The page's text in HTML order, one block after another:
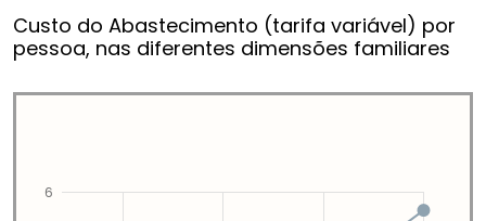
Custo do Abastecimento (tarifa variável) por
pessoa, nas diferentes dimensões familiares
6